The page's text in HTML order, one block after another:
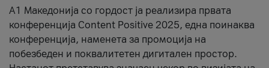
А1 Македонија со гордост ја реализира првата
конференција Content Positive 2025, една поинаква
конференција, наменета за промоција на
побезбеден и поквалитетен дигитален простор.